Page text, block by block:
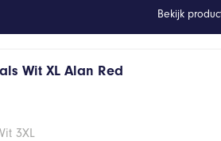
Bekijk
Wit XL Alan Red
3XL